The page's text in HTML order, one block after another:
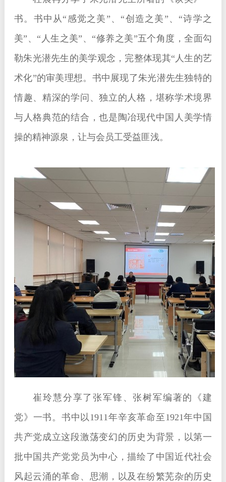
书。书中从“感觉之美”、“创造之美”、“诗学之
美”、“人生之美”、“修养之美”五个角度，全面勾
勒朱光潜先生的美学观念，完整体现其“人生的艺
术化”的审美理想。书中展现了朱光潜先生独特的
情趣、精深的学问、独立的人格，堪称学术境界
与人格典范的结合，也是陶冶现代中国人美学情
操的精神源泉，让与会员工受益匪浅。
崔玲慧分享了张军锋、张树军编著的《建
党》一书。书中以1911年辛亥革命至1921年中国
共产党成立这段激荡变幻的历史为背景，以第一
批中国共产党党员为中心，描绘了中国近代社会
风起云涌的革命、思潮，以及在纷繁芜杂的历史